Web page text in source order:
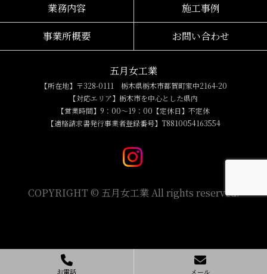
業務内容 施工事例
事業所概要 お問い合わせ
五月女工業
【所在地】〒328-0111 栃木県栃木市都賀町家中2164-20
【対応エリア】栃木市を中心とした県内
【営業時間】9：00～19：00【定休日】不定休
【適格請求書発行事業者登録番号】T8810054163554
COPYRIGHT © 五月女工業 All rights reserved.
お電話 メール